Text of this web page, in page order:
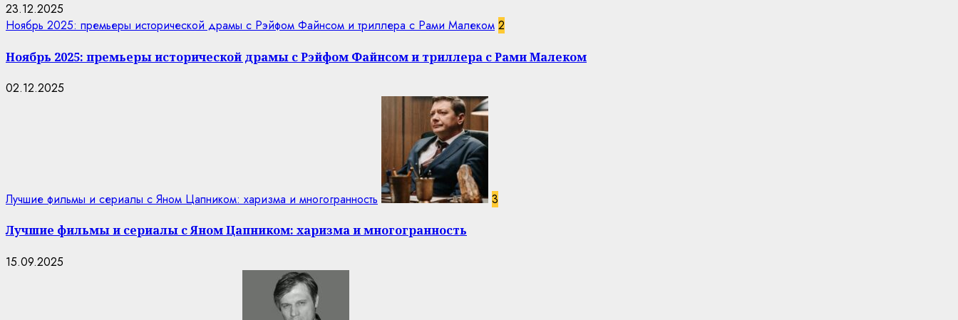
23.12.2025
Ноябрь 2025: премьеры исторической драмы с Рэйфом Файнсом и триллера с Рами Малеком 2
Ноябрь 2025: премьеры исторической драмы с Рэйфом Файнсом и триллера с Рами Малеком
02.12.2025
Лучшие фильмы и сериалы с Яном Цапником: харизма и многогранность 3
Лучшие фильмы и сериалы с Яном Цапником: харизма и многогранность
15.09.2025